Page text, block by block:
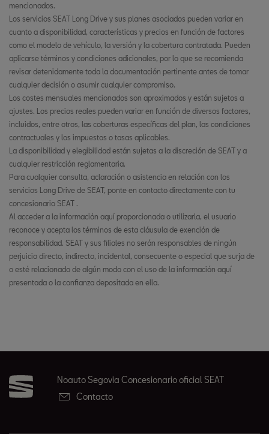
mencionados.
Los servicios SEAT Long Drive y sus planes asociados pueden variar en
cuanto a disponibilidad, características y precios en función de factores
como el modelo de vehículo, la versión y la cobertura contratada. Pueden
aplicarse términos y condiciones adicionales, por lo que se recomienda
revisar detenidamente toda la documentación pertinente antes de tomar
cualquier decisión o asumir cualquier compromiso.
Los costes mensuales mencionados son aproximados y están sujetos a
ajustes. Los precios reales pueden variar en función de diversos factores,
incluidos, entre otros, las coberturas específicas del plan, las condiciones
contractuales y los impuestos o tasas aplicables.
La disponibilidad y elegibilidad están sujetas a la discreción de SEAT y a
cualquier restricción reglamentaria.
Para cualquier consulta, aclaración o asistencia en relación con los
servicios Long Drive de SEAT, ponte en contacto directamente con tu
concesionario SEAT .
Al acceder a la información aquí proporcionada o utilizarla, el usuario
reconoce y acepta los términos de esta cláusula de exención de
responsabilidad. SEAT y sus filiales no serán responsables de ningún
perjuicio directo, indirecto, incidental, consecuente o especial que surja de
o esté relacionado de algún modo con el uso de la información aquí
presentada o la confianza depositada en ella.
Noauto Segovia Concesionario oficial SEAT
Contacto